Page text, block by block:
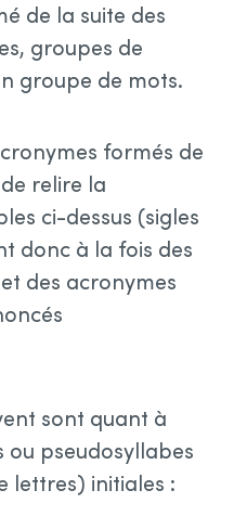
de la suite des
groupes de
groupe de mots.
formés de
relire la
ci-dessus (sigles
donc à la fois des
des acronymes
sont quant à
ou pseudosyllabes
lettres) initiales :